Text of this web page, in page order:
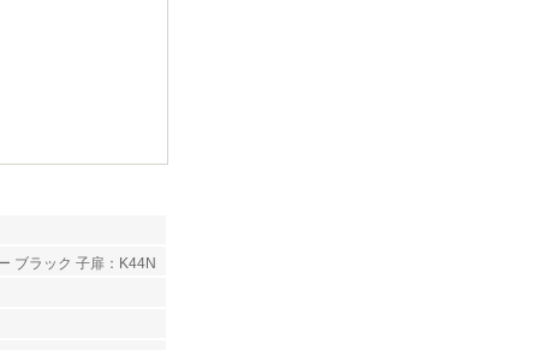
ブラック 子扉：K44N